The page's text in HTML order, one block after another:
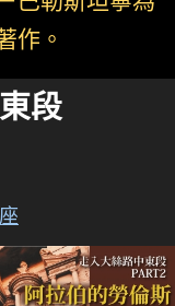
作。
段